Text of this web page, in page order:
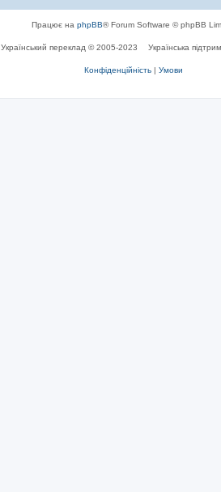
Працює на phpBB® Forum Software © phpBB
Український переклад © 2005-2023 Українська
Конфіденційність | Умови